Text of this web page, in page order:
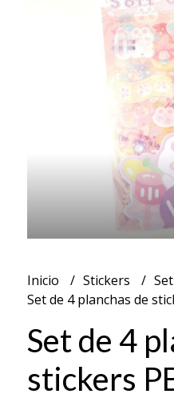
Inicio Stickers
Set de 4 planchas de
Set de 4
stickers